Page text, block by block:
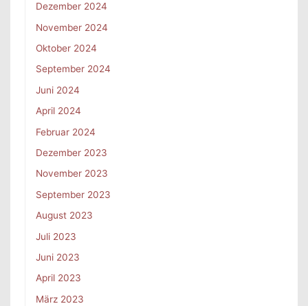
Dezember 2024
November 2024
Oktober 2024
September 2024
Juni 2024
April 2024
Februar 2024
Dezember 2023
November 2023
September 2023
August 2023
Juli 2023
Juni 2023
April 2023
März 2023